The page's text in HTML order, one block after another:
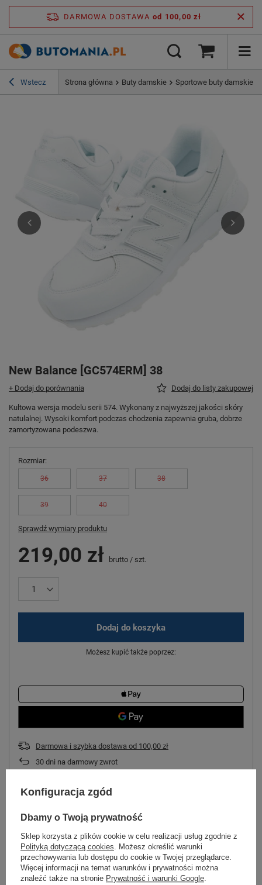
DARMOWA DOSTAWA od 100,00 zł
Wstecz Strona główna Buty damskie Sportowe buty damskie
New Balance [GC574ERM] 38
+ Dodaj do porównania Dodaj do listy zakupowej
Kultowa wersja modelu serii 574. Wykonany z najwyższej jakości skóry
natulalnej. Wysoki komfort podczas chodzenia zapewnia gruba, dobrze
zamortyzowana podeszwa.
Rozmiar
36 37 38
39 40
Sprawdź wymiary produktu
219,00 zł brutto / szt.
Dodaj do koszyka
Możesz kupić także poprzez:
Darmowa i szybka dostawa od 100,00 zł
30 dni na darmowy zwrot
Bezpieczne zakupy
zwrócisz
Kultowa wersja modelu serii 574. Wykonany z najwyższej jakości skóry
natulalnej. Wysoki komfort podczas chodzenia zapewnia gruba, dobrze
zamortyzowana podeszwa.
Konfiguracja zgód
Dbamy o Twoją prywatność
Sklep korzysta z plików cookie w celu realizacji usług zgodnie z
Polityką dotyczącą cookies . Możesz określić warunki
przechowywania lub dostępu do cookie w Twojej przeglądarce.
Więcej informacji na temat warunków i prywatności można
znaleźć także na stronie Prywatność i warunki Google